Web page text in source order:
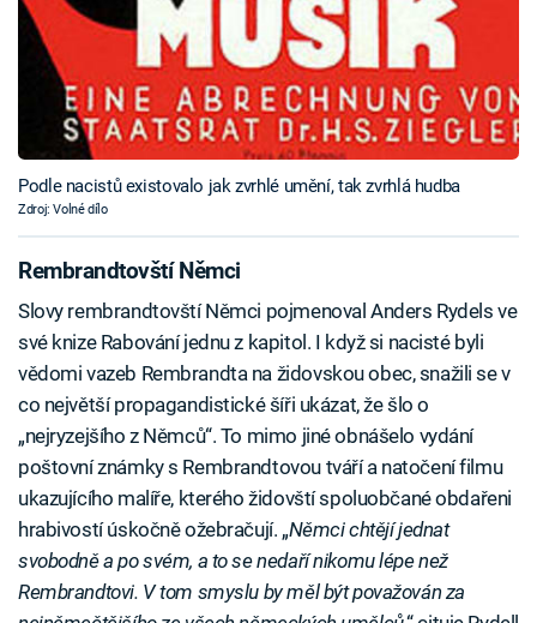
Podle nacistů existovalo jak zvrhlé umění, tak zvrhlá hudba
Zdroj: Volné dílo
Rembrandtovští Němci
Slovy rembrandtovští Němci pojmenoval Anders Rydels ve
své knize Rabování jednu z kapitol. I když si nacisté byli
vědomi vazeb Rembrandta na židovskou obec, snažili se v
co největší propagandistické šíři ukázat, že šlo o
„nejryzejšího z Němců“. To mimo jiné obnášelo vydání
poštovní známky s Rembrandtovou tváří a natočení filmu
ukazujícího malíře, kterého židovští spoluobčané obdařeni
hrabivostí úskočně ožebračují. „Němci chtějí jednat
svobodně a po svém, a to se nedaří nikomu lépe než
Rembrandtovi. V tom smyslu by měl být považován za